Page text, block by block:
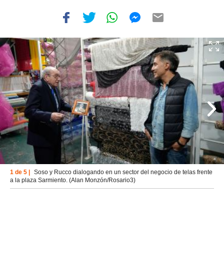
1 de 5 |
Soso y Rucco dialogando en un sector del negocio de telas frente
a la plaza Sarmiento. (Alan Monzón/Rosario3)